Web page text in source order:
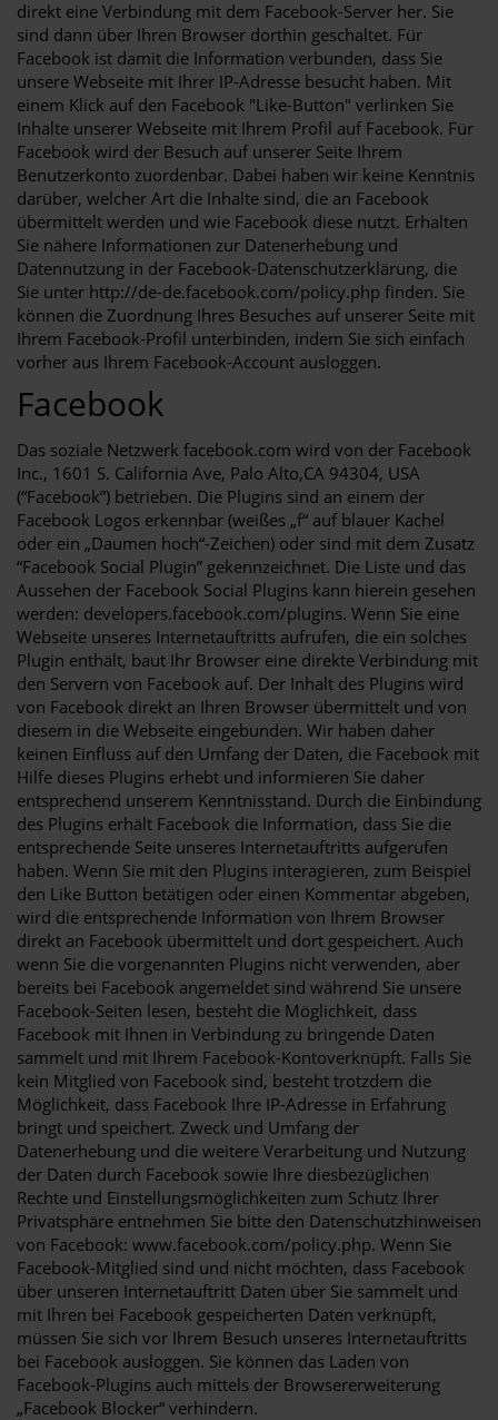
direkt eine Verbindung mit dem Facebook-Server her. Sie
sind dann über Ihren Browser dorthin geschaltet. Für
Facebook ist damit die Information verbunden, dass Sie
unsere Webseite mit Ihrer IP-Adresse besucht haben. Mit
einem Klick auf den Facebook "Like-Button" verlinken Sie
Inhalte unserer Webseite mit Ihrem Profil auf Facebook. Für
Facebook wird der Besuch auf unserer Seite Ihrem
Benutzerkonto zuordenbar. Dabei haben wir keine Kenntnis
darüber, welcher Art die Inhalte sind, die an Facebook
übermittelt werden und wie Facebook diese nutzt. Erhalten
Sie nähere Informationen zur Datenerhebung und
Datennutzung in der Facebook-Datenschutzerklärung, die
Sie unter http://de-de.facebook.com/policy.php finden. Sie
können die Zuordnung Ihres Besuches auf unserer Seite mit
Ihrem Facebook-Profil unterbinden, indem Sie sich einfach
vorher aus Ihrem Facebook-Account ausloggen.
Facebook
Das soziale Netzwerk facebook.com wird von der Facebook
Inc., 1601 S. California Ave, Palo Alto,CA 94304, USA
(“Facebook”) betrieben. Die Plugins sind an einem der
Facebook Logos erkennbar (weißes „f“ auf blauer Kachel
oder ein „Daumen hoch“-Zeichen) oder sind mit dem Zusatz
“Facebook Social Plugin” gekennzeichnet. Die Liste und das
Aussehen der Facebook Social Plugins kann hierein gesehen
werden: developers.facebook.com/plugins. Wenn Sie eine
Webseite unseres Internetauftritts aufrufen, die ein solches
Plugin enthält, baut Ihr Browser eine direkte Verbindung mit
den Servern von Facebook auf. Der Inhalt des Plugins wird
von Facebook direkt an Ihren Browser übermittelt und von
diesem in die Webseite eingebunden. Wir haben daher
keinen Einfluss auf den Umfang der Daten, die Facebook mit
Hilfe dieses Plugins erhebt und informieren Sie daher
entsprechend unserem Kenntnisstand. Durch die Einbindung
des Plugins erhält Facebook die Information, dass Sie die
entsprechende Seite unseres Internetauftritts aufgerufen
haben. Wenn Sie mit den Plugins interagieren, zum Beispiel
den Like Button betätigen oder einen Kommentar abgeben,
wird die entsprechende Information von Ihrem Browser
direkt an Facebook übermittelt und dort gespeichert. Auch
wenn Sie die vorgenannten Plugins nicht verwenden, aber
bereits bei Facebook angemeldet sind während Sie unsere
Facebook-Seiten lesen, besteht die Möglichkeit, dass
Facebook mit Ihnen in Verbindung zu bringende Daten
sammelt und mit Ihrem Facebook-Kontoverknüpft. Falls Sie
kein Mitglied von Facebook sind, besteht trotzdem die
Möglichkeit, dass Facebook Ihre IP-Adresse in Erfahrung
bringt und speichert. Zweck und Umfang der
Datenerhebung und die weitere Verarbeitung und Nutzung
der Daten durch Facebook sowie Ihre diesbezüglichen
Rechte und Einstellungsmöglichkeiten zum Schutz Ihrer
Privatsphäre entnehmen Sie bitte den Datenschutzhinweisen
von Facebook: www.facebook.com/policy.php. Wenn Sie
Facebook-Mitglied sind und nicht möchten, dass Facebook
über unseren Internetauftritt Daten über Sie sammelt und
mit Ihren bei Facebook gespeicherten Daten verknüpft,
müssen Sie sich vor Ihrem Besuch unseres Internetauftritts
bei Facebook ausloggen. Sie können das Laden von
Facebook-Plugins auch mittels der Browsererweiterung
„Facebook Blocker“ verhindern.